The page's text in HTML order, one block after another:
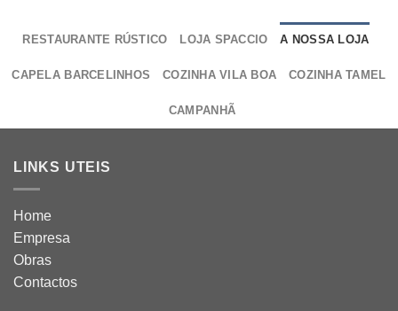
RESTAURANTE RÚSTICO LOJA SPACCIO A NOSSA LOJA
CAPELA BARCELINHOS COZINHA VILA BOA COZINHA TAMEL
CAMPANHÃ
LINKS UTEIS
Home
Empresa
Obras
Contactos